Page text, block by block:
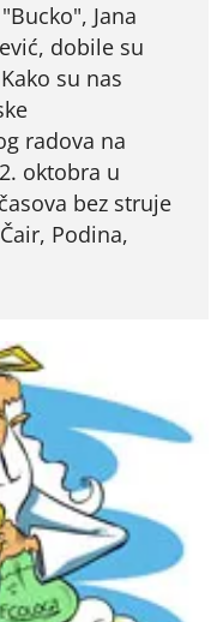
Jana
dobile su
su nas
radova na
oktobra u
bez struje
Podina,